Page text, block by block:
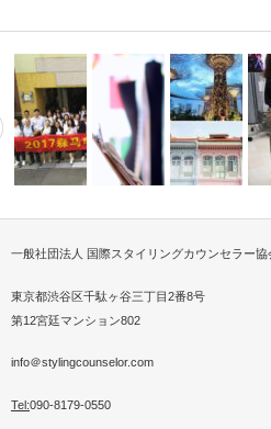
ンド…んな職業か？…ショッピング…スタイリ…
一般社団法人 国際スタイリングカウンセラー協
東京都渋谷区千駄ヶ谷三丁目2番8号
第12宮廷マンション802
info＠stylingcounselor.com
Tel:090-8179-0550